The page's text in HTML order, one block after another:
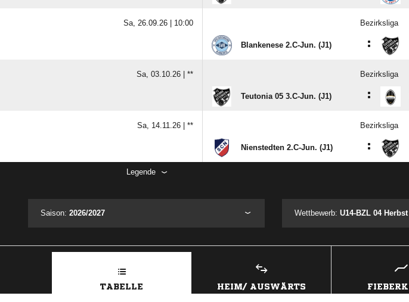
Sa, 26.09.26 | 10:00 Bezirksliga
Blankenese 2.C-Jun. (J1) :
Sa, 03.10.26 | ** Bezirksliga
Teutonia 05 3.C-Jun. (J1) :
Sa, 14.11.26 | ** Bezirksliga
Nienstedten 2.C-Jun. (J1) :
Legende
Saison: 2026/2027 Wettbewerb:U14-BZL 04 Herbst
TABELLE HEIM/ AUSWÄRTS